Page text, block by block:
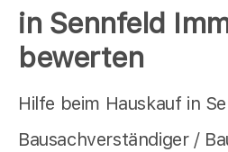
in Sennfeld
bewerten
Hilfe beim Hauskauf in
Bausachverständiger /